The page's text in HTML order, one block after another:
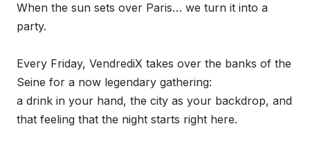
When the sun sets over Paris… we turn it into a
party.
Every Friday, VendrediX takes over the banks of the
Seine for a now legendary gathering:
a drink in your hand, the city as your backdrop, and
that feeling that the night starts right here.